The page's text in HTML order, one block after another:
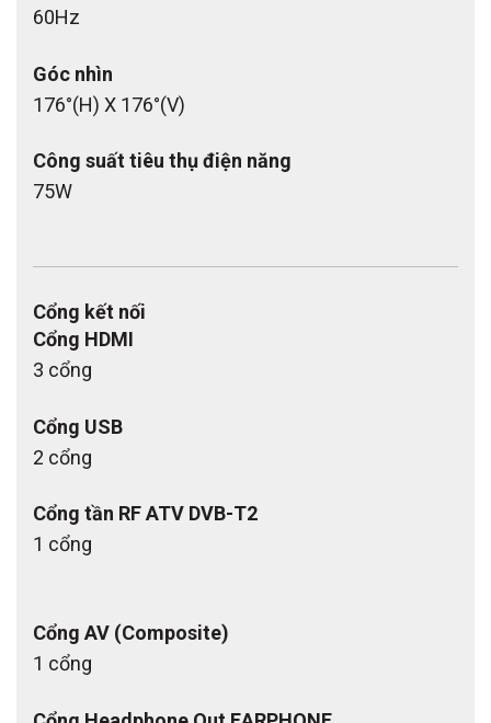
60Hz
Góc nhìn
176°(H) X 176°(V)
Công suất tiêu thụ điện năng
75W
Cổng kết nối
Cổng HDMI
3 cổng
Cổng USB
2 cổng
Cổng tần RF ATV DVB-T2
1 cổng
Cổng AV (Composite)
1 cổng